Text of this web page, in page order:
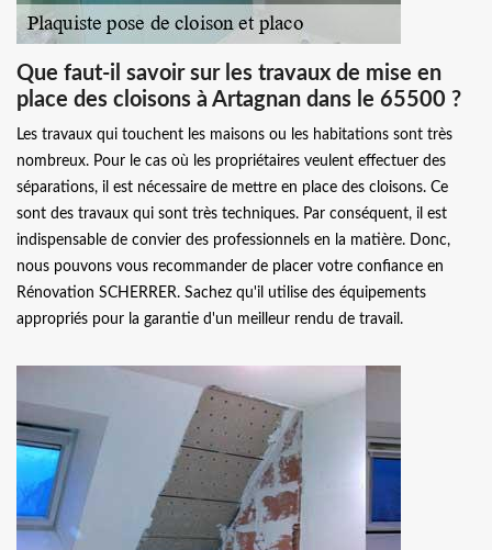
Que faut-il savoir sur les travaux de mise en
place des cloisons à Artagnan dans le 65500 ?
Les travaux qui touchent les maisons ou les habitations sont très
nombreux. Pour le cas où les propriétaires veulent effectuer des
séparations, il est nécessaire de mettre en place des cloisons. Ce
sont des travaux qui sont très techniques. Par conséquent, il est
indispensable de convier des professionnels en la matière. Donc,
nous pouvons vous recommander de placer votre confiance en
Rénovation SCHERRER. Sachez qu'il utilise des équipements
appropriés pour la garantie d'un meilleur rendu de travail.